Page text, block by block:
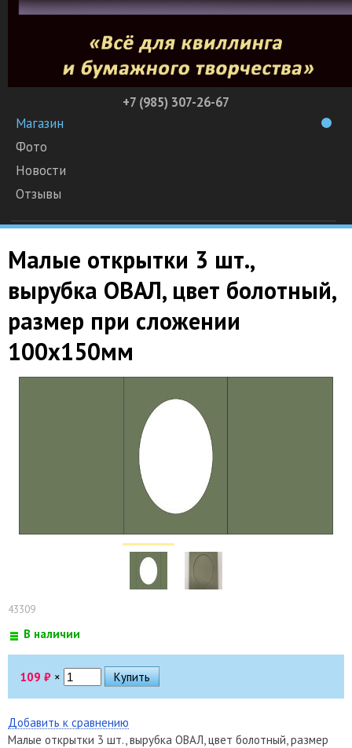
+7 (985) 307-26-67
Магазин
Фото
Новости
Отзывы
Малые открытки 3 шт.,
вырубка ОВАЛ, цвет болотный,
размер при сложении
100х150мм
43309
В наличии
109 ₽ ×
Добавить к сравнению
Малые открытки 3 шт., вырубка ОВАЛ, цвет болотный, размер